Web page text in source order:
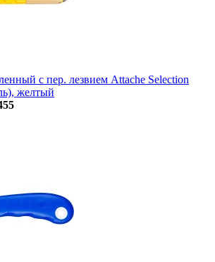
с пер. лезвием Attache Selection
желтый